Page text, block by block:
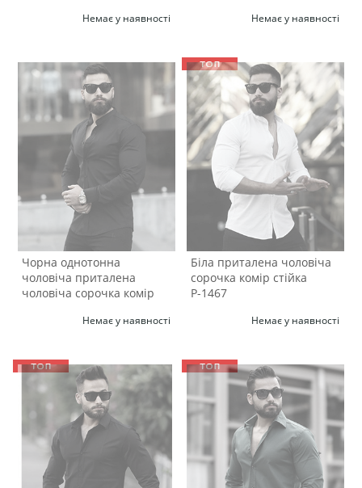
Немає у наявності Немає у наявності
Чорна однотонна
чоловіча приталена
чоловіча сорочка комір
Немає у наявності
Біла приталена чоловіча
сорочка комір стійка
Р-1467
Немає у наявності